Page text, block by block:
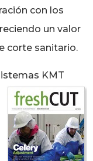
con los
un valor
corte sanitario.
KMT